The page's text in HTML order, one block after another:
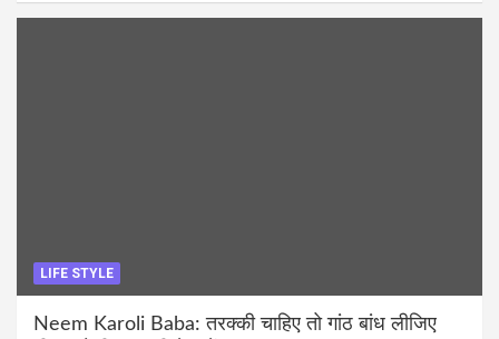
LIFE STYLE
Neem Karoli Baba: तरक्की चाहिए तो गांठ बांध लीजिए